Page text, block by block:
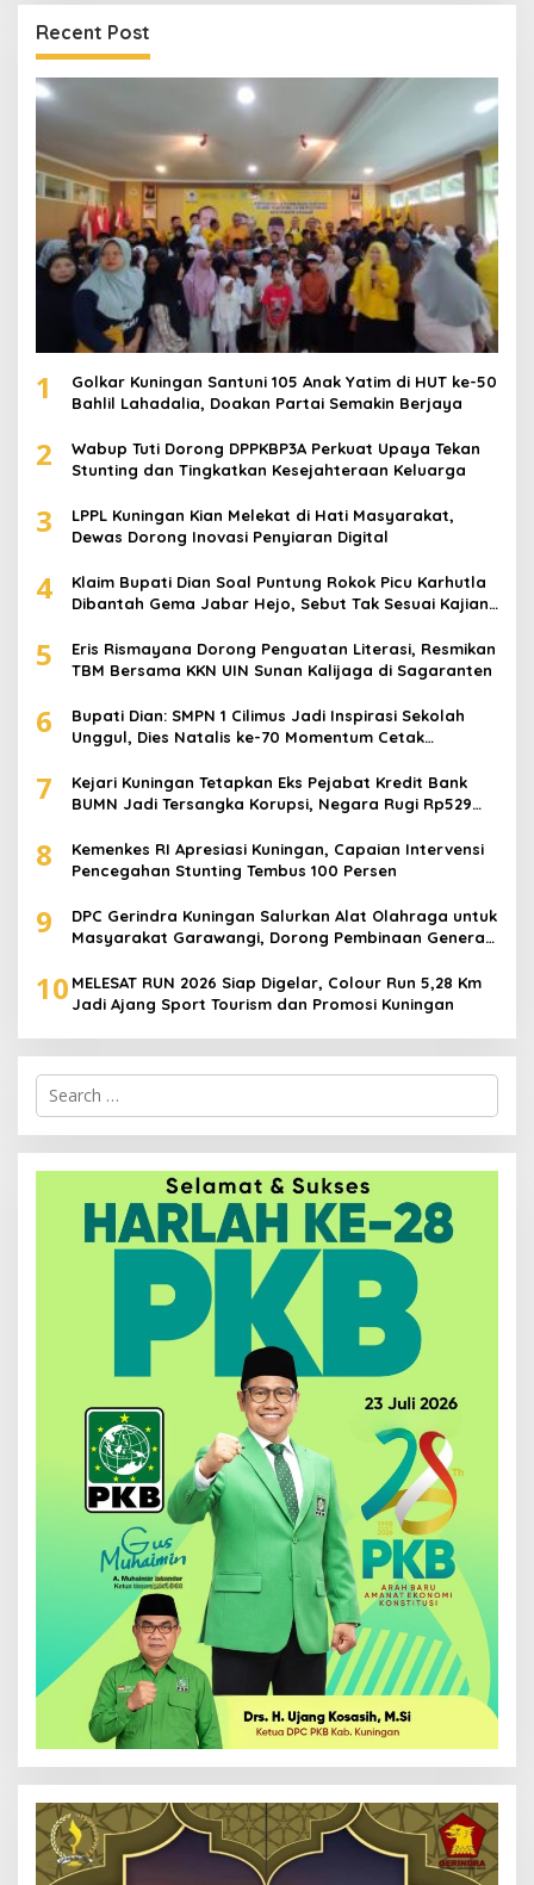
Recent Post
1
Golkar Kuningan Santuni 105 Anak Yatim di HUT ke-50
Bahlil Lahadalia, Doakan Partai Semakin Berjaya
2
Wabup Tuti Dorong DPPKBP3A Perkuat Upaya Tekan
Stunting dan Tingkatkan Kesejahteraan Keluarga
3
LPPL Kuningan Kian Melekat di Hati Masyarakat,
Dewas Dorong Inovasi Penyiaran Digital
4
Klaim Bupati Dian Soal Puntung Rokok Picu Karhutla
Dibantah Gema Jabar Hejo, Sebut Tak Sesuai Kajian
5
Eris Rismayana Dorong Penguatan Literasi, Resmikan
TBM Bersama KKN UIN Sunan Kalijaga di Sagaranten
6
Bupati Dian: SMPN 1 Cilimus Jadi Inspirasi Sekolah
Unggul, Dies Natalis ke-70 Momentum Cetak
7
Kejari Kuningan Tetapkan Eks Pejabat Kredit Bank
BUMN Jadi Tersangka Korupsi, Negara Rugi Rp529
8
Kemenkes RI Apresiasi Kuningan, Capaian Intervensi
Pencegahan Stunting Tembus 100 Persen
9
DPC Gerindra Kuningan Salurkan Alat Olahraga untuk
Masyarakat Garawangi, Dorong Pembinaan Generasi
10 MELESAT RUN 2026 Siap Digelar, Colour Run 5,28 Km
Jadi Ajang Sport Tourism dan Promosi Kuningan
Search
for: